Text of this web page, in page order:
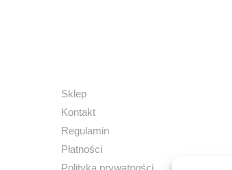
Sklep
Kontakt
Regulamin
Płatności
Polityka prywatności